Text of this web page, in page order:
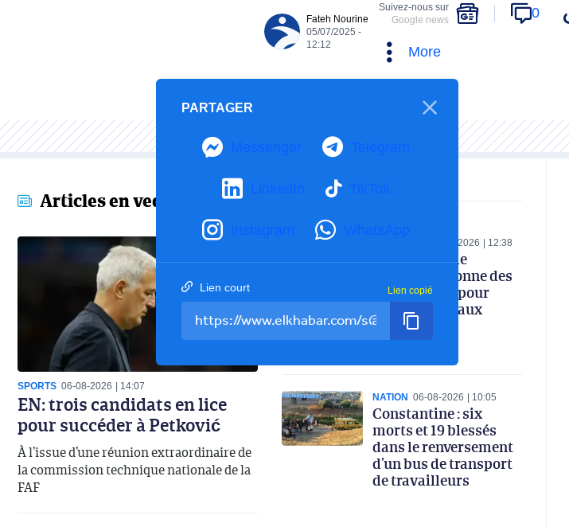
Fateh Nourine
05/07/2025 -
12:12
Suivez-nous sur
Google news
0
More
PARTAGER
Messenger Telegram
LinkedIn TikTok
Instagram WhatsApp
Lien court Lien copié
Articles en vedette
SPORTS 06-08-2026 14:07
EN: trois candidats en lice
pour succéder à Petković
À l’issue d’une réunion extraordinaire de
la commission technique nationale de la
FAF
06-08-2026 12:38
Le ministre de
l’Industrie donne des
instructions pour
renforcer le taux
d’intégration
nationale
NATION 06-08-2026 10:05
Constantine : six
morts et 19 blessés
dans le renversement
d’un bus de transport
de travailleurs